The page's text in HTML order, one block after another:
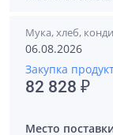
Мука, хлеб,
06.08.2026
Закупка
82 828 ₽
Место